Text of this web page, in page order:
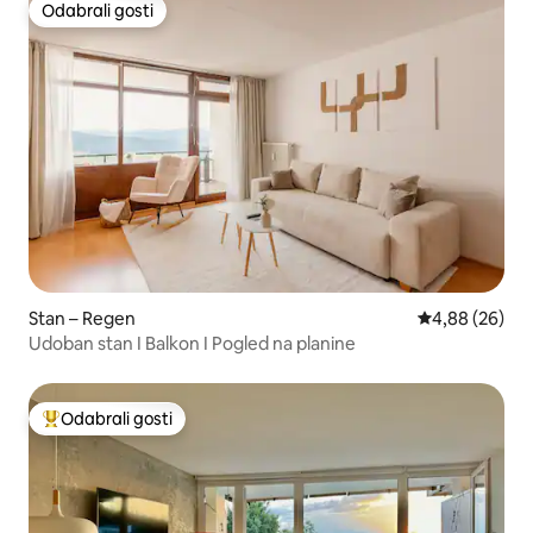
Odabrali gosti
Odabrali gosti
Stan – Regen Prosječna
4,88 (26)
Udoban stan I Balkon I Pogled na planine
Među najviše rangiranima s oznakom „Odabrali gosti”
Odabrali gosti